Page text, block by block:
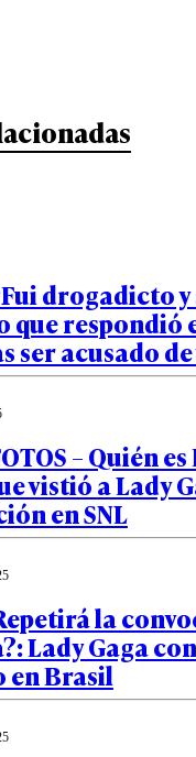
drogadicto
que respondió
ser acusado
– Quién
vistió a Lady
en SNL
la
Lady Gaga
Brasil